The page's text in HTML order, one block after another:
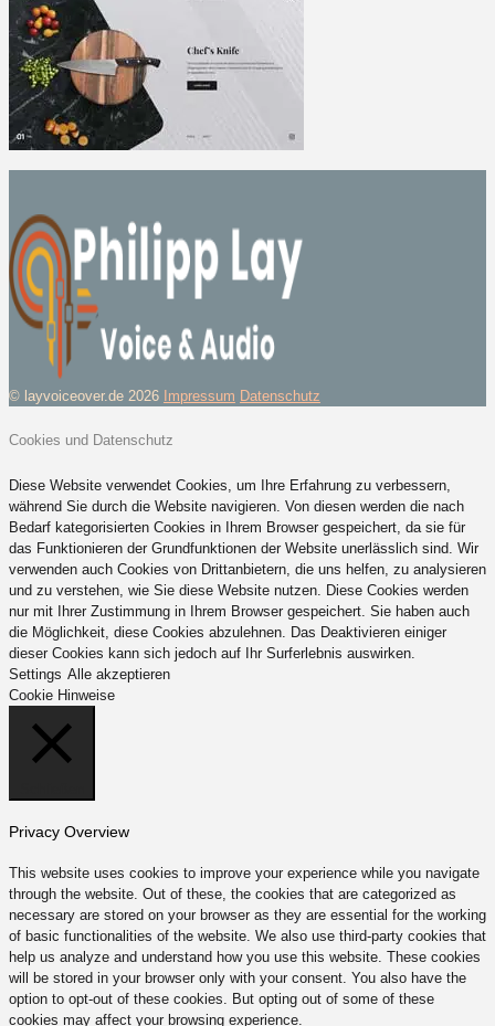
© layvoiceover.de 2026 Impressum Datenschutz
Cookies und Datenschutz
Diese Website verwendet Cookies, um Ihre Erfahrung zu verbessern,
während Sie durch die Website navigieren. Von diesen werden die nach
Bedarf kategorisierten Cookies in Ihrem Browser gespeichert, da sie für
das Funktionieren der Grundfunktionen der Website unerlässlich sind. Wir
verwenden auch Cookies von Drittanbietern, die uns helfen, zu analysieren
und zu verstehen, wie Sie diese Website nutzen. Diese Cookies werden
nur mit Ihrer Zustimmung in Ihrem Browser gespeichert. Sie haben auch
die Möglichkeit, diese Cookies abzulehnen. Das Deaktivieren einiger
dieser Cookies kann sich jedoch auf Ihr Surferlebnis auswirken.
Settings Alle akzeptieren
Cookie Hinweise
Privacy Overview
This website uses cookies to improve your experience while you navigate
through the website. Out of these, the cookies that are categorized as
necessary are stored on your browser as they are essential for the working
of basic functionalities of the website. We also use third-party cookies that
help us analyze and understand how you use this website. These cookies
will be stored in your browser only with your consent. You also have the
option to opt-out of these cookies. But opting out of some of these
cookies may affect your browsing experience.